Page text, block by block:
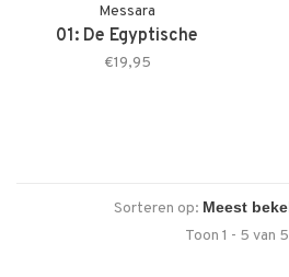
Messara
01: De Egyptische
€19,95
Sorteren op:
Toon 1 - 5 van 5